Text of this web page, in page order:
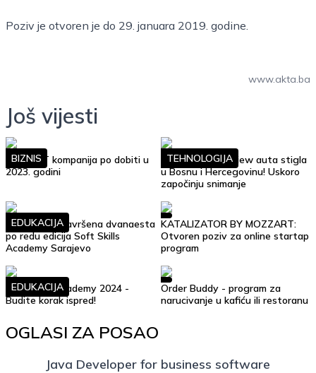
Poziv je otvoren je do 29. januara 2019. godine.
www.akta.ba
Još vijesti
Top 10 IT kompanija po dobiti u
2023. godini
BIZNIS
Google Street View auta stigla
u Bosnu i Hercegovinu! Uskoro
započinju snimanje
TEHNOLOGIJA
Uspješno je završena dvanaesta
po redu edicija Soft Skills
Academy Sarajevo
EDUKACIJA
KATALIZATOR BY MOZZART:
Otvoren poziv za online startap
program
Soft Skills Academy 2024 -
Budite korak ispred!
EDUKACIJA
Order Buddy - program za
narucivanje u kafiću ili restoranu
OGLASI ZA POSAO
Java Developer for business software